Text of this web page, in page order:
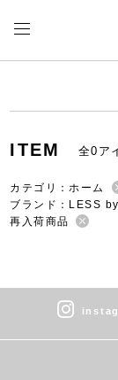
ITEM 全0ア
カテゴリ：ホーム
ブランド：LESS
再入荷商品